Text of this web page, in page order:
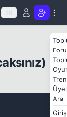
TR
Ara
Giriş